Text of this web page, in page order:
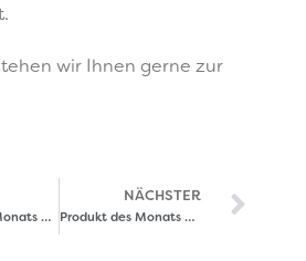
wir Ihnen gerne zur
Produkt des Monats Dezember – Zentrale Absauganlage FEX 7000
NÄCHSTER
Produkt des Monats Februar 2023- Absaugarme